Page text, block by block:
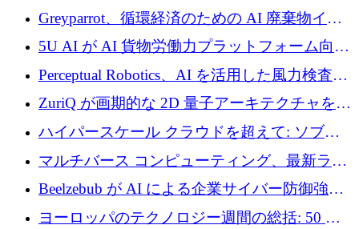
会社です」とフランス人の「控えめな」後任
者は言う
Greyparrot、循環経済のための AI 廃棄物イン
テリジェンスを拡張するためにシリーズ B で
2,700 万ドルを確保
5U AI が AI 貨物労働力プラットフォーム向け
に 320 万ドルのプレシードを獲得
Perceptual Robotics、AI を活用した風力検査の
規模拡大に向けて 400 万ポンド以上を確保
ZuriQ が画期的な 2D 量子アーキテクチャを拡
張するために 2,550 万ドルを調達
ハイパースケール クラウドを超えて: ソブリ
ン コンピューティングに対する DFINITY の
ビジョン
マルチバース コンピューティング、最新ラウ
ンドで最大 5 億 7,000 万ドルを目標
Beelzebub が AI による企業サイバー防御強化
のために 300 万ユーロを調達
ヨーロッパのテクノロジー週間の総括: 50 以